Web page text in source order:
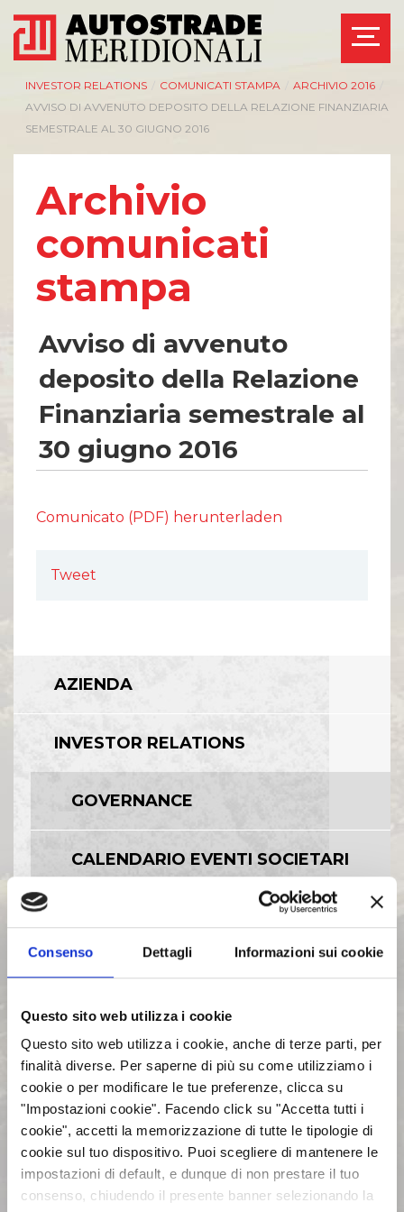
Consenso Dettagli Informazioni sui cookie
Questo sito web utilizza i cookie
Questo sito web utilizza i cookie, anche di terze parti, per
finalità diverse. Per saperne di più su come utilizziamo i
cookie o per modificare le tue preferenze, clicca su
"Impostazioni cookie". Facendo click su "Accetta tutti i
cookie", accetti la memorizzazione di tutte le tipologie di
cookie sul tuo dispositivo. Puoi scegliere di mantenere le
impostazioni di default, e dunque di non prestare il tuo
consenso, chiudendo il presente banner selezionando la
INVESTOR RELATIONS COMUNICATI STAMPA ARCHIVIO 2016
AVVISO DI AVVENUTO DEPOSITO DELLA RELAZIONE FINANZIARIA
SEMESTRALE AL 30 GIUGNO 2016
Archivio
comunicati
stampa
Avviso di avvenuto
deposito della Relazione
Finanziaria semestrale al
30 giugno 2016
Comunicato (PDF) herunterladen
Tweet
AZIENDA
INVESTOR RELATIONS
GOVERNANCE
CALENDARIO EVENTI SOCIETARI
EVENTI E DOCUMENTAZIONE
INTERMEDIE
ASSEMBLEE
COMUNICATI STAMPA
ARCHIVIO 2017